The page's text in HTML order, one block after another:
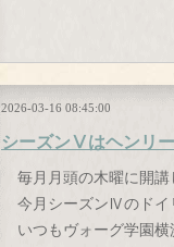
2026-03-16 08:45:00
シーズンⅤはヘンリー
毎月月頭の木曜に開
今月シーズンⅣのドイ
いつもヴォーグ学園